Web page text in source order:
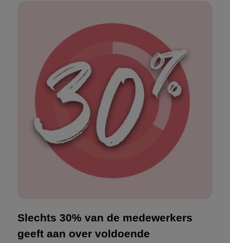
Slechts 30% van de medewerkers
geeft aan over voldoende